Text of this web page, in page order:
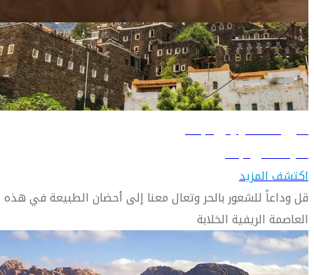
دليل السفر إلى المملكة العربية
دليل السفر إلى أبها
تعرّف على أبها
اكتشف المزيد
قل وداعاً للشعور بالحر وتعال معنا إلى أحضان الطبيعة في هذه
العاصمة الريفية الخلابة